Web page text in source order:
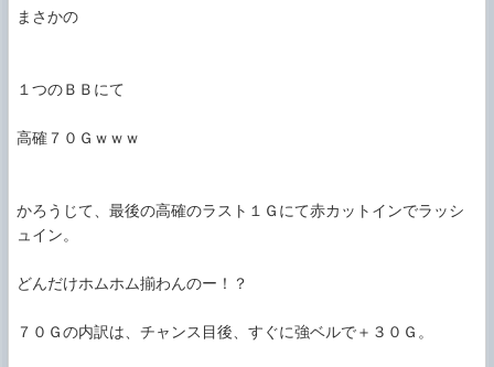
まさかの
１つのＢＢにて
高確７０Ｇｗｗｗ
かろうじて、最後の高確のラスト１Ｇにて赤カットインでラッシ
ュイン。
どんだけホムホム揃わんのー！？
７０Ｇの内訳は、チャンス目後、すぐに強ベルで＋３０Ｇ。